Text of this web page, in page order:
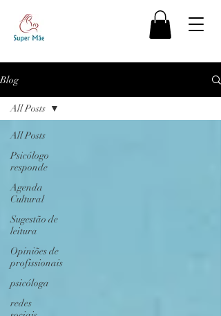
Blog
All Posts
Psicólogo
responde
Agenda
Cultural
Sugestão de
leitura
Opiniões de
profissionais
psicóloga
redes
All Posts